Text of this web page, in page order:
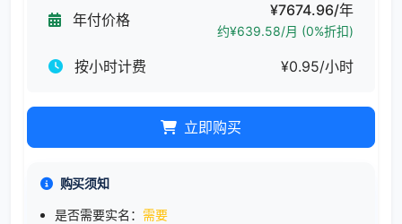
年付价格
¥7674.96/年
约¥639.58/月 (0%折扣)
按小时计费 ¥0.95/小时
立即购买
购买须知
是否需要实名： 需要